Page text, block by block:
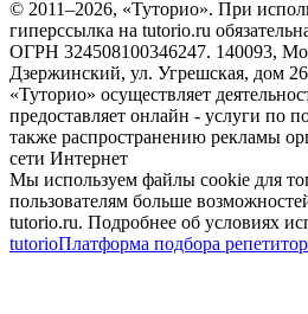
© 2011–2026, «Туторио». При
гиперссылка на tutorio.ru
ОГРН 324508100346247. 140093,
Дзержинский, ул. Угрешская, дом
«Туторио» осуществляет
предоставляет онлайн - услуги по
также распространению рекламы
сети Интернет
Мы используем файлы cookie для
пользователям больше
tutorio.ru. Подробнее об условиях
tutorioПлатформа подбора